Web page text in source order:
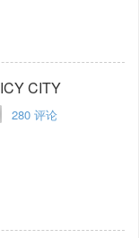
CITY
280评论